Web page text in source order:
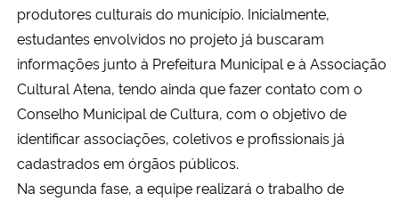
produtores culturais do município. Inicialmente,
estudantes envolvidos no projeto já buscaram
informações junto à Prefeitura Municipal e à Associação
Cultural Atena, tendo ainda que fazer contato com o
Conselho Municipal de Cultura, com o objetivo de
identificar associações, coletivos e profissionais já
cadastrados em órgãos públicos.
Na segunda fase, a equipe realizará o trabalho de